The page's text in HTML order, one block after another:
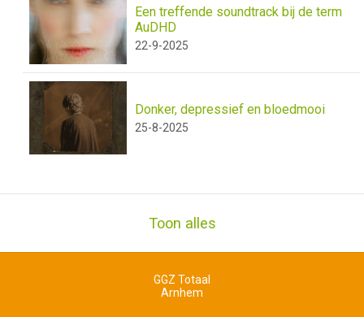
Een treffende soundtrack bij de term
AuDHD
22-9-2025
Donker, depressief en bloedmooi
25-8-2025
Toon alles
GGZ Totaal
Arnhem